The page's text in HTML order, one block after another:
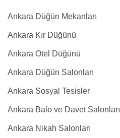
Ankara Düğün Mekanları
Ankara Kır Düğünü
Ankara Otel Düğünü
Ankara Düğün Salonları
Ankara Sosyal Tesisler
Ankara Balo ve Davet Salonları
Ankara Nikah Salonları